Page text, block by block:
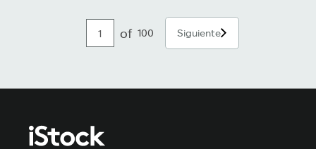
of 100 Siguiente